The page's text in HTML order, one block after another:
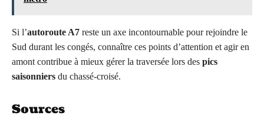
Si l’autoroute A7 reste un axe incontournable pour rejoindre le
Sud durant les congés, connaître ces points d’attention et agir en
amont contribue à mieux gérer la traversée lors des pics
saisonniers du chassé-croisé.
Sources